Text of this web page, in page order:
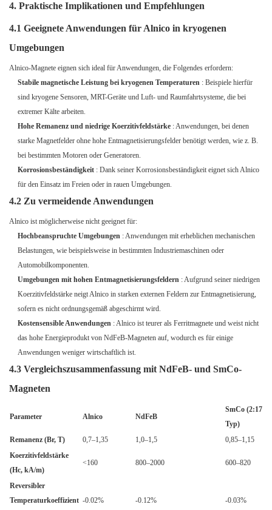
4. Praktische Implikationen und Empfehlungen
4.1 Geeignete Anwendungen für Alnico in kryogenen
Umgebungen
Alnico-Magnete eignen sich ideal für Anwendungen, die Folgendes erfordern:
Stabile magnetische Leistung bei kryogenen Temperaturen : Beispiele hierfür
sind kryogene Sensoren, MRT-Geräte und Luft- und Raumfahrtsysteme, die bei
extremer Kälte arbeiten.
Hohe Remanenz und niedrige Koerzitivfeldstärke : Anwendungen, bei denen
starke Magnetfelder ohne hohe Entmagnetisierungsfelder benötigt werden, wie z. B.
bei bestimmten Motoren oder Generatoren.
Korrosionsbeständigkeit : Dank seiner Korrosionsbeständigkeit eignet sich Alnico
für den Einsatz im Freien oder in rauen Umgebungen.
4.2 Zu vermeidende Anwendungen
Alnico ist möglicherweise nicht geeignet für:
Hochbeanspruchte Umgebungen : Anwendungen mit erheblichen mechanischen
Belastungen, wie beispielsweise in bestimmten Industriemaschinen oder
Automobilkomponenten.
Umgebungen mit hohen Entmagnetisierungsfeldern : Aufgrund seiner niedrigen
Koerzitivfeldstärke neigt Alnico in starken externen Feldern zur Entmagnetisierung,
sofern es nicht ordnungsgemäß abgeschirmt wird.
Kostensensible Anwendungen : Alnico ist teurer als Ferritmagnete und weist nicht
das hohe Energieprodukt von NdFeB-Magneten auf, wodurch es für einige
Anwendungen weniger wirtschaftlich ist.
4.3 Vergleichszusammenfassung mit NdFeB- und SmCo-
Magneten
Parameter Alnico NdFeB
SmCo (2:17
Typ)
Remanenz (Br, T)
0,7–1,35 1,0–1,5
0,85–1,15
Koerzitivfeldstärke
(Hc, kA/m)
<160 800–2000 600–820
Reversibler
Temperaturkoeffizient -0.02% -0.12% -0.03%